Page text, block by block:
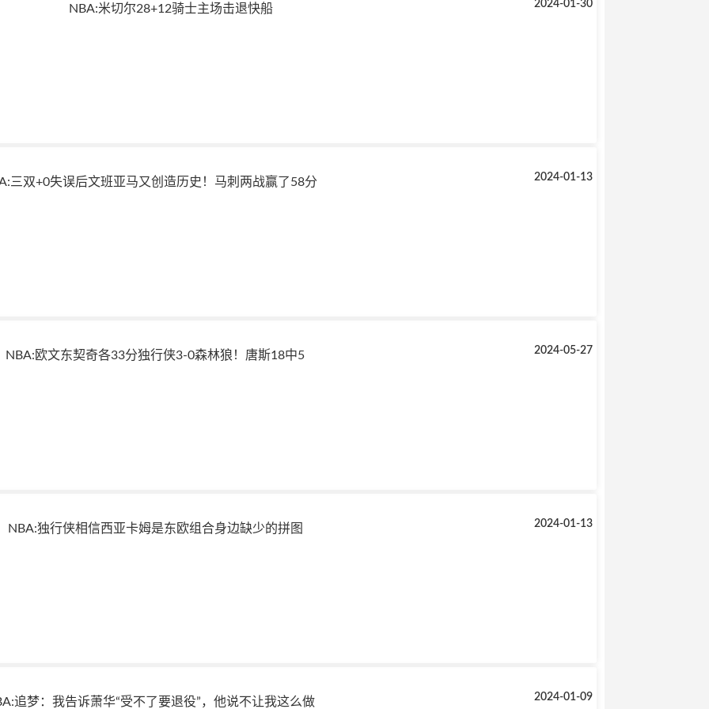
NBA:米切尔28+12骑士主场击退快船 2024-01-30
三双+0失误后文班亚马又创造历史！马刺两战赢了58分 2024-01-13
NBA:欧文东契奇各33分独行侠3-0森林狼！唐斯18中5 2024-05-27
NBA:独行侠相信西亚卡姆是东欧组合身边缺少的拼图 2024-01-13
追梦：我告诉萧华“受不了要退役”，他说不让我这么做 2024-01-09